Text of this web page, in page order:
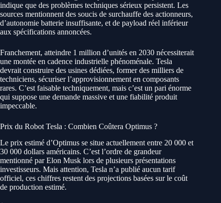
indique que des problèmes techniques sérieux persistent. Les
sources mentionnent des soucis de surchauffe des actionneurs,
d’autonomie batterie insuffisante, et de payload réel inférieur
aux spécifications annoncées.
Franchement, atteindre 1 million d’unités en 2030 nécessiterait
une montée en cadence industrielle phénoménale. Tesla
devrait construire des usines dédiées, former des milliers de
techniciens, sécuriser l’approvisionnement en composants
rares. C’est faisable techniquement, mais c’est un pari énorme
qui suppose une demande massive et une fiabilité produit
impeccable.
Prix du Robot Tesla : Combien Coûtera Optimus ?
Le prix estimé d’Optimus se situe actuellement entre 20 000 et
30 000 dollars américains. C’est l’ordre de grandeur
mentionné par Elon Musk lors de plusieurs présentations
investisseurs. Mais attention, Tesla n’a publié aucun tarif
officiel, ces chiffres restent des projections basées sur le coût
de production estimé.